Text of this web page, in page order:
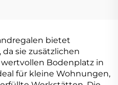
bietet
sie zusätzlichen
Bodenplatz in
für kleine Wohnungen,